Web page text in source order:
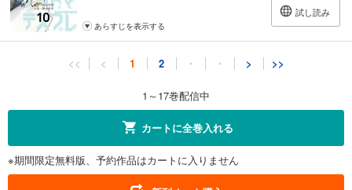
試し読み
あらすじを表示する
デッドマウント・デスプレイ 11巻通常版
デッドマウント・デスプレイ 12巻通常版
<< < 1 2 ・ ・ > >>
1～17巻配信中
カートに全巻入れる
※期間限定無料版、予約作品はカートに入りません